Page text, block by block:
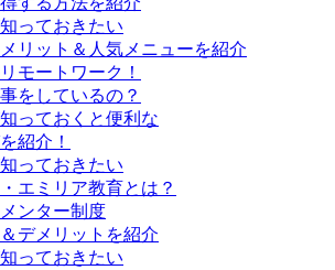
っておきたい
リット＆人気メニューを紹介
モートワーク！
をしているの？
っておくと便利な
紹介！
っておきたい
エミリア教育とは？
ンター制度
デメリットを紹介
っておきたい